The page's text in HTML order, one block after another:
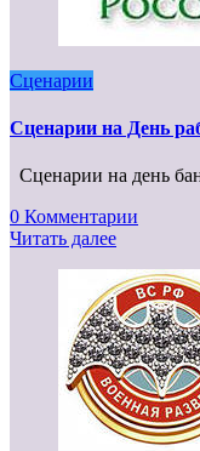
Сценарии
Сценарии на День
Сценарии на день
0 Комментарии
Читать далее